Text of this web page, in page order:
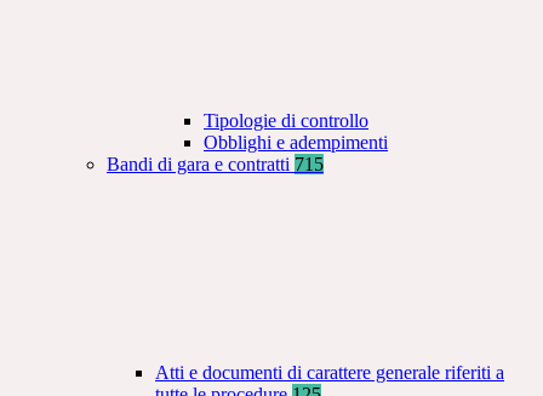
Tipologie di controllo
Obblighi e adempimenti
Bandi di gara e contratti 715
Atti e documenti di carattere generale riferiti a